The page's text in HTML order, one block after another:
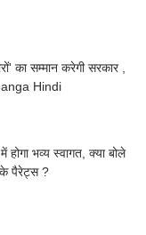
का सम्मान करेगी सरकार ,
Hindi
भव्य स्वागत, क्या बोले
पैरेट्स ?